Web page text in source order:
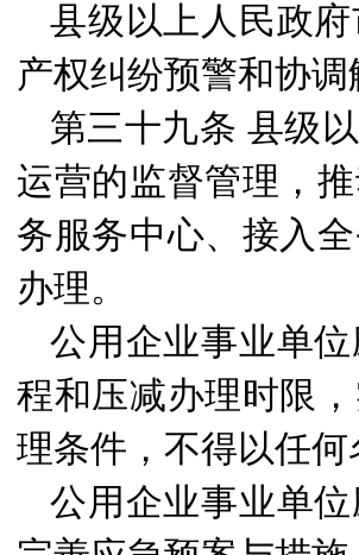
县级以上人民政
产权纠纷预警和协
第三十九条 县级
运营的监督管理，
务服务中心、接入
办理。
公用企业事业单
程和压减办理时限
理条件，不得以任
公用企业事业单